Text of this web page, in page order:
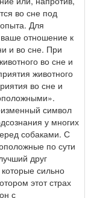
во сне под
Для
отношение к
и во сне. При
во сне и
животного
во сне и
символ
у многих
собаками. С
по сути
друг
сильно
этот страх
с